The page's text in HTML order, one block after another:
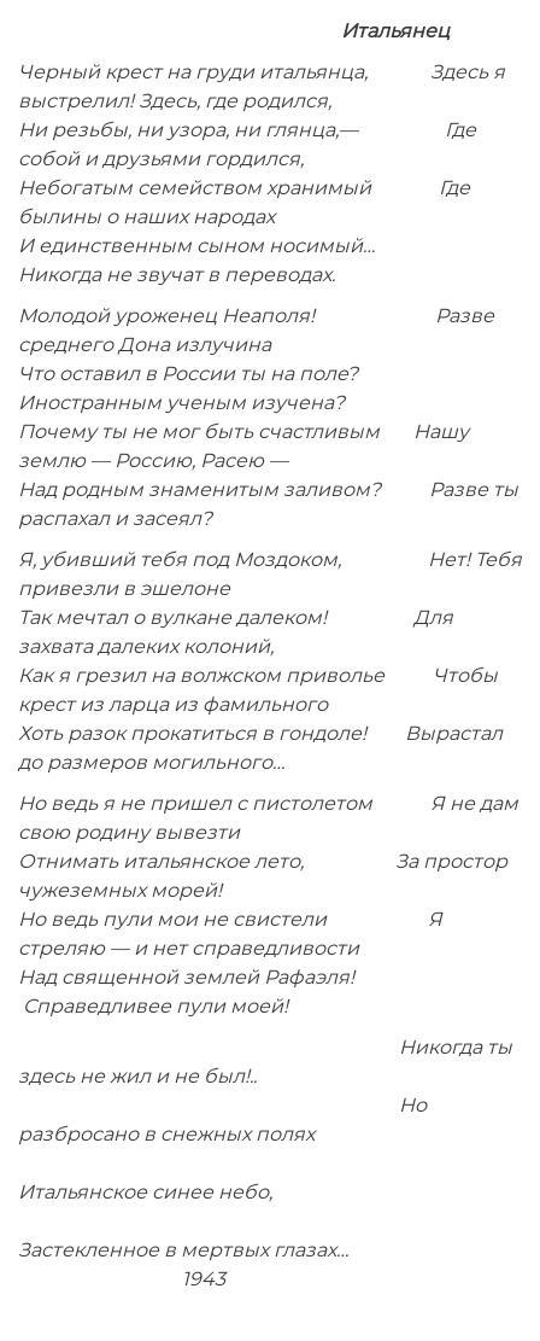
Итальянец
Черный крест на груди итальянца, Здесь я
выстрелил! Здесь, где родился,
Ни резьбы, ни узора, ни глянца,— Где
собой и друзьями гордился,
Небогатым семейством хранимый Где
былины о наших народах
И единственным сыном носимый…
Никогда не звучат в переводах.
Молодой уроженец Неаполя! Разве
среднего Дона излучина
Что оставил в России ты на поле?
Иностранным ученым изучена?
Почему ты не мог быть счастливым Нашу
землю — Россию, Расею —
Над родным знаменитым заливом? Разве ты
распахал и засеял?
Я, убивший тебя под Моздоком, Нет! Тебя
привезли в эшелоне
Так мечтал о вулкане далеком! Для
захвата далеких колоний,
Как я грезил на волжском приволье Чтобы
крест из ларца из фамильного
Хоть разок прокатиться в гондоле! Вырастал
до размеров могильного…
Но ведь я не пришел с пистолетом Я не дам
свою родину вывезти
Отнимать итальянское лето, За простор
чужеземных морей!
Но ведь пули мои не свистели Я
стреляю — и нет справедливости
Над священной землей Рафаэля!
Справедливее пули моей!
Никогда ты
здесь не жил и не был!..
Но
разбросано в снежных полях
Итальянское синее небо,
Застекленное в мертвых глазах…
1943